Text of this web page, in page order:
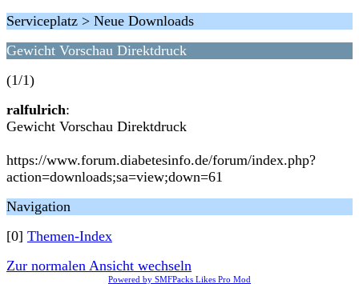
Serviceplatz > Neue Downloads
Gewicht Vorschau Direktdruck
(1/1)
ralfulrich:
Gewicht Vorschau Direktdruck
https://www.forum.diabetesinfo.de/forum/index.php?
action=downloads;sa=view;down=61
Navigation
[0] Themen-Index
Zur normalen Ansicht wechseln
Powered by SMFPacks Likes Pro Mod